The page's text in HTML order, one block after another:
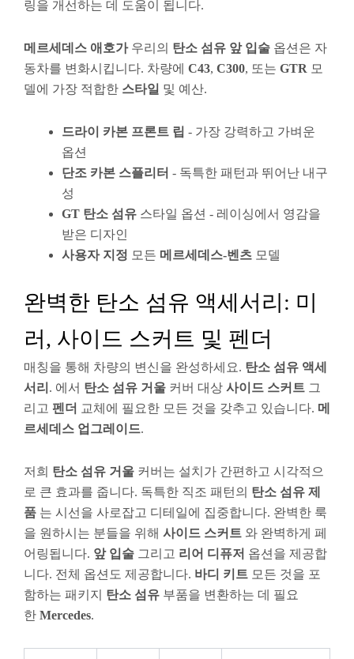
링을 개선하는 데 도움이 됩니다.
메르세데스 애호가우리의 탄소 섬유 앞 입술 옵션은 자
동차를 변화시킵니다. 차량에 C43, C300, 또는 GTR 모
델에 가장 적합한 스타일 및 예산.
드라이 카본 프론트 립 - 가장 강력하고 가벼운
옵션
단조 카본 스플리터 - 독특한 패턴과 뛰어난 내구
성
GT 탄소 섬유 스타일 옵션 - 레이싱에서 영감을
받은 디자인
사용자 지정 모든 메르세데스-벤츠 모델
완벽한 탄소 섬유 액세서리: 미
러, 사이드 스커트 및 펜더
매칭을 통해 차량의 변신을 완성하세요. 탄소 섬유 액세
서리 . 에서 탄소 섬유 거울 커버 대상 사이드 스커트 그
리고 펜더 교체에 필요한 모든 것을 갖추고 있습니다. 메
르세데스 업그레이드.
저희 탄소 섬유 거울 커버는 설치가 간편하고 시각적으
로 큰 효과를 줍니다. 독특한 직조 패턴의 탄소 섬유 제
품 는 시선을 사로잡고 디테일에 집중합니다. 완벽한 룩
을 원하시는 분들을 위해 사이드 스커트 와 완벽하게 페
어링됩니다. 앞 입술 그리고 리어 디퓨저 옵션을 제공합
니다. 전체 옵션도 제공합니다. 바디 키트 모든 것을 포
함하는 패키지 탄소 섬유 부품을 변환하는 데 필요
한 Mercedes.